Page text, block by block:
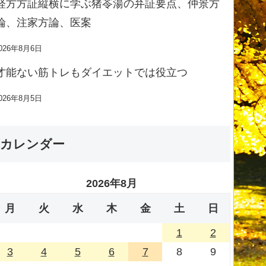
方方証縦横に学ぶ猪苓湯の弁証要点、仲景方
、注家方論、医案
年8月6日
能ない筋トレもダイエットでは役立つ
年8月5日
カレンダー
2026年8月
月 火 水 木 金 土 日
1
2
3
4 5 6 7 8
9